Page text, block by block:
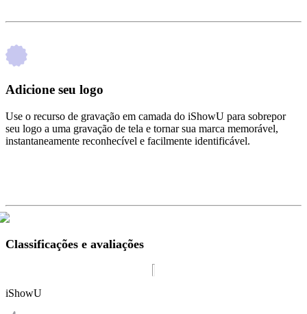
Adicione seu logo
Use o recurso de gravação em camada do iShowU para sobrepor
seu logo a uma gravação de tela e tornar sua marca memorável,
instantaneamente reconhecível e facilmente identificável.
Classificações e avaliações
iShowU